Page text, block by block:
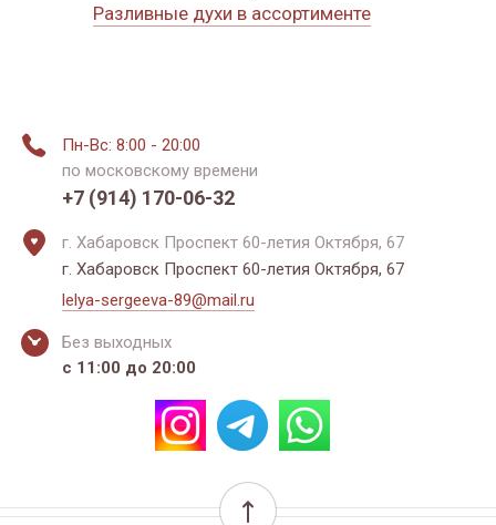
Разливные духи в ассортименте
Пн-Вс: 8:00 - 20:00
по московскому времени
+7 (914) 170-06-32
г. Хабаровск Проспект 60-летия Октября, 67
г. Хабаровск Проспект 60-летия Октября, 67
lelya-sergeeva-89@mail.ru
Без выходных
с 11:00 до 20:00